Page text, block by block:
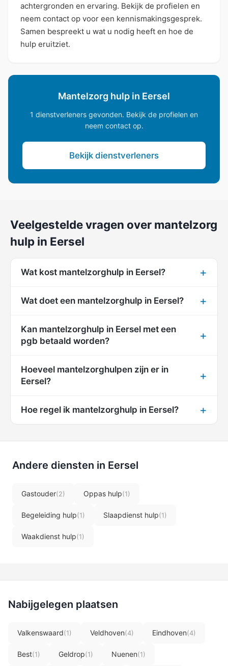
achtergronden en ervaring. Bekijk de profielen en
neem contact op voor een kennismakingsgesprek.
Samen bespreekt u wat u nodig heeft en hoe de
hulp eruitziet.
Mantelzorg hulp in Eersel
1 dienstverleners gevonden. Bekijk de profielen en
neem contact op.
Bekijk dienstverleners
Veelgestelde vragen over mantelzorg
hulp in Eersel
Wat kost mantelzorghulp in Eersel?
Wat doet een mantelzorghulp in Eersel?
Kan mantelzorghulp in Eersel met een
pgb betaald worden?
Hoeveel mantelzorghulpen zijn er in
Eersel?
Hoe regel ik mantelzorghulp in Eersel?
Andere diensten in Eersel
Gastouder(2) Oppas hulp(1)
Begeleiding hulp(1) Slaapdienst hulp(1)
Waakdienst hulp(1)
Nabijgelegen plaatsen
Valkenswaard(1) Veldhoven(4) Eindhoven(4)
Best(1) Geldrop(1) Nuenen(1)